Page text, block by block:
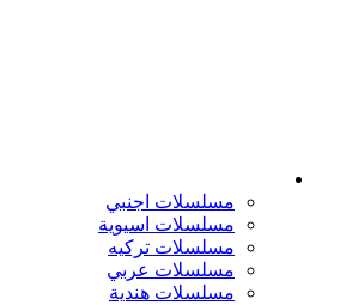
مسلسلات اجنبي
مسلسلات اسيوية
مسلسلات تركيه
مسلسلات عربي
مسلسلات هندية